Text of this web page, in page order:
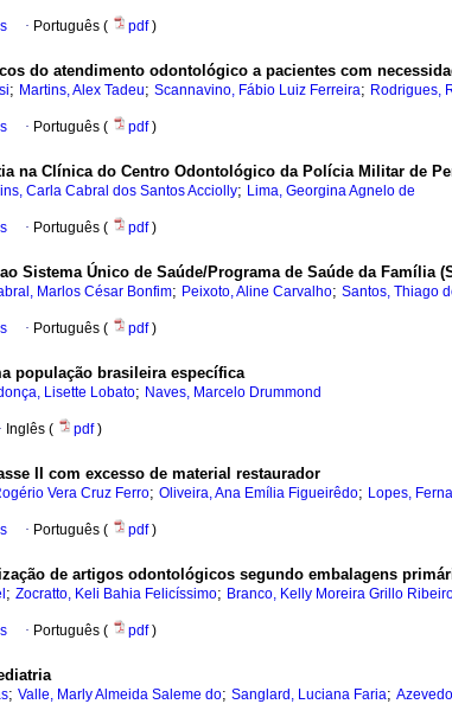
· Português ( pdf)
do atendimento odontológico a pacientes com
; Martins, Alex Tadeu; Scannavino, Fábio Luiz Ferreira; Rodrigues,
· Português ( pdf)
na Clínica do Centro Odontológico da Polícia Militar de
Carla Cabral dos Santos Acciolly; Lima, Georgina Agnelo de
· Português ( pdf)
Sistema Único de Saúde/Programa de Saúde da Família
Marlos César Bonfim; Peixoto, Aline Carvalho; Santos, Thiago
· Português ( pdf)
população brasileira específica
Lisette Lobato; Naves, Marcelo Drummond
· Inglês ( pdf)
II com excesso de material restaurador
Vera Cruz Ferro; Oliveira, Ana Emília Figueirêdo; Lopes,
· Português ( pdf)
de artigos odontológicos segundo embalagens
; Zocratto, Keli Bahia Felicíssimo; Branco, Kelly Moreira Grillo
· Português ( pdf)
; Valle, Marly Almeida Saleme do; Sanglard, Luciana Faria;